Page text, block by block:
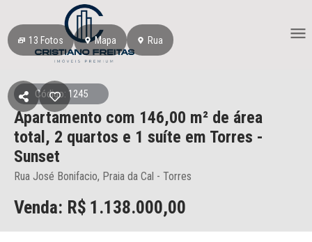
13 Fotos Mapa Rua
Código: 1245
Apartamento com 146,00 m² de área
total, 2 quartos e 1 suíte em Torres -
Sunset
Rua José Bonifacio, Praia da Cal - Torres
Venda: R$ 1.138.000,00